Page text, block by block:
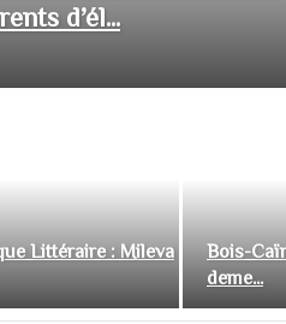
d’él...
Littéraire : Mileva
Bois-
deme...